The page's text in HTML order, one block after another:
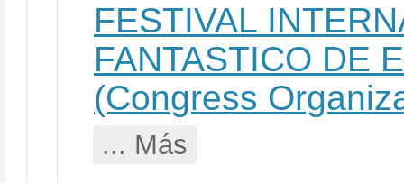
FESTIVAL
FANTASTICO DE
(Congress
... Más